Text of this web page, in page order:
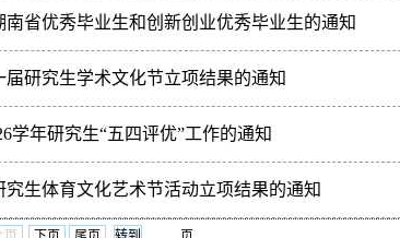
步加强团员队伍先进性，发挥先进典型示范引领作用，
南省优秀毕业生和创新创业优秀毕业生的通知
级文件精神，决定在2026届校级“优秀毕业生”和“创新
届研究生学术文化节立项结果的通知
关于举办长沙理工大学第二十一届研究生学术文化节的
学年研究生“五四评优”工作的通知
步加强团员队伍先进性，发挥先进典型示范引领作用，
究生体育文化艺术节活动立项结果的通知